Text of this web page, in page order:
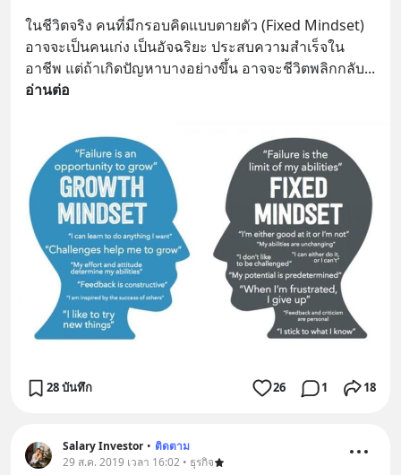
ในชีวิตจริง คนที่มีกรอบคิดแบบตายตัว (Fixed Mindset)
อาจจะเป็นคนเก่ง เป็นอัจฉริยะ ประสบความสำเร็จใน
อาชีพ แต่ถ้าเกิดปัญหาบางอย่างขึ้น อาจจะชีวิตพลิกกลับ
อ่านต่อ
28 บันทึก 26 1 18
Salary Investor • ติดตาม
29 ส.ค. 2019 เวลา 16:02 • ธุรกิจ